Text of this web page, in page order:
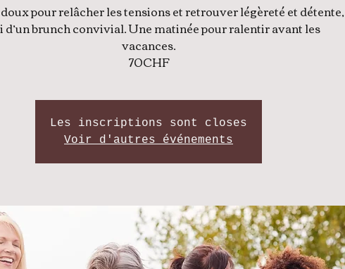
pour relâcher les tensions et retrouver légèreté et détente,
d’un brunch convivial. Une matinée pour ralentir avant les
vacances.
70CHF
Les inscriptions sont closes
Voir d'autres événements